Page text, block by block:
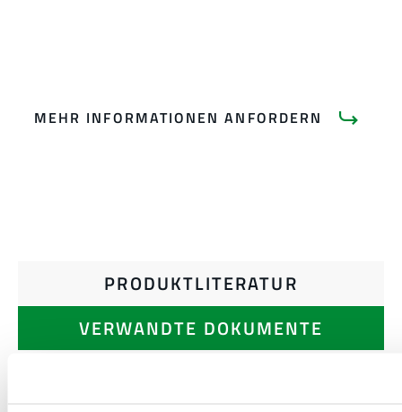
MEHR INFORMATIONEN ANFORDERN
PRODUKTLITERATUR
VERWANDTE DOKUMENTE